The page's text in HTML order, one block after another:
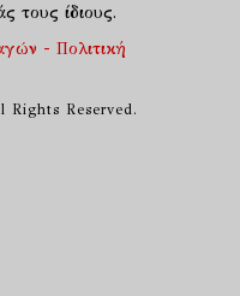
τους ίδιους.
- Πολιτική
Rights Reserved.